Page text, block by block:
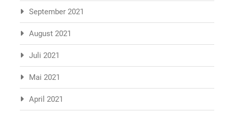
September 2021
August 2021
Juli 2021
Mai 2021
April 2021